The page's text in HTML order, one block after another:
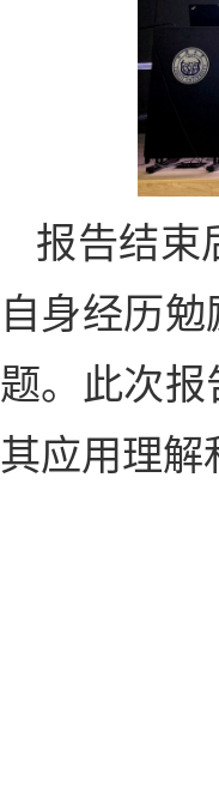
报告结束
自身经历
题。此次
其应用理解